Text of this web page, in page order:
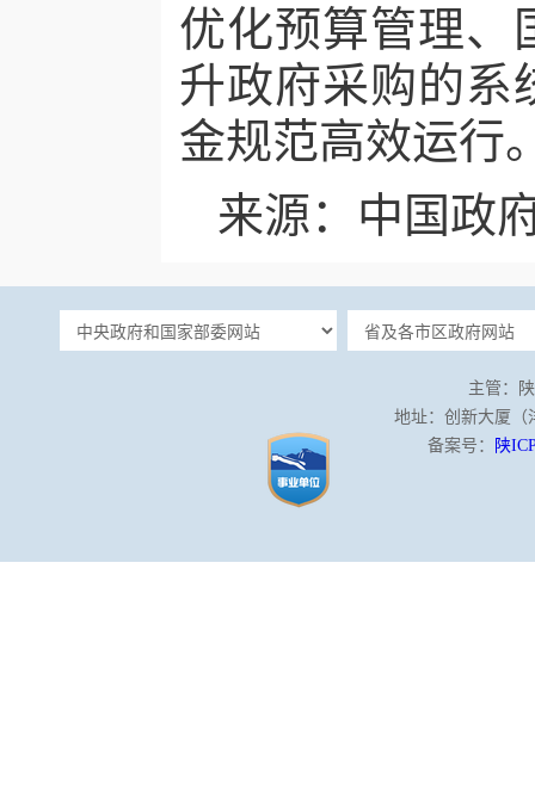
优化预算管理、
升政府采购的系
金规范高效运行
来源：中国政
主管：
地址：创新大厦（
备案号：
陕